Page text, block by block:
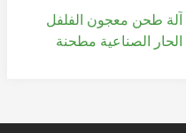
آلة طحن معجون الفلفل
الحار الصناعية مطحنة